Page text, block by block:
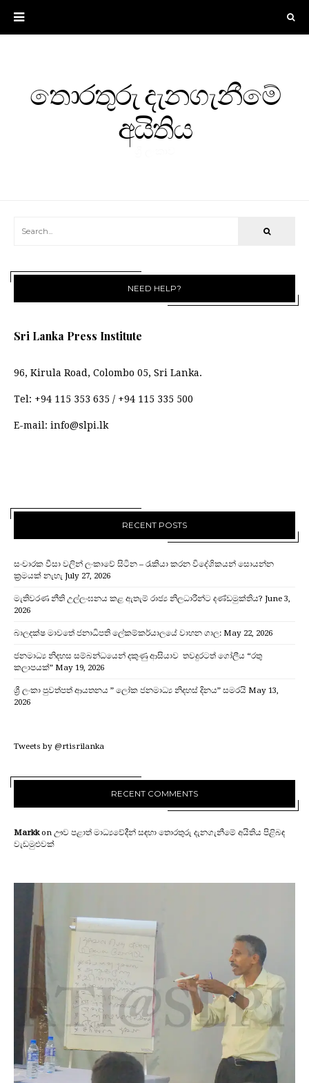
තොරතුරු දැනගැනීමේ
අයිතිය
NEED HELP?
Sri Lanka Press Institute
96, Kirula Road, Colombo 05, Sri Lanka.
Tel: +94 115 353 635 / +94 115 335 500
E-mail: info@slpi.lk
RECENT POSTS
සංචාරක වීසා වලින් ලංකාවේ සිටින – රැකියා කරන විදේශිකයන් සොයන්න
ක්‍රමයක් නැහැ July 27, 2026
මැතිවරණ නීති උල්ලංඝනය කළ ඇතැම් රාජ්‍ය නිලධාරීන්ට දණ්ඩමුක්තිය? June 3,
2026
බාලදක්ෂ මාවතේ ජනාධිපති ලේකම්කර්යාලයේ වාහන ගාල: May 22, 2026
ජනමාධ්‍ය නිදහස සම්බන්ධයෙන් දකුණු ආසියාව තවදුරටත් ගෝලීය “රතු
කලාපයක්” May 19, 2026
ශ්‍රී ලංකා පුවත්පත් ආයතනය ” ලෝක ජනමාධ්‍ය නිදහස් දිනය” සමරයි May 13,
2026
Tweets by @rtisrilanka
RECENT COMMENTS
Markkon ඌව පළාත් මාධ්‍යවේදීන් සඳහා තොරතුරු දැනගැනීමේ අයිතිය පිළිබඳ
වැඩමුළුවක්